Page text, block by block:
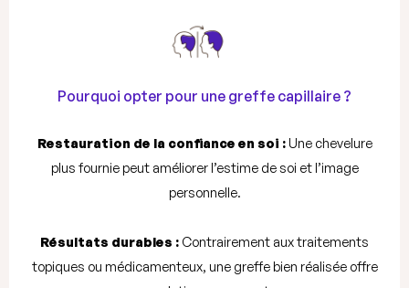
Pourquoi opter pour une greffe capillaire ?
Restauration de la confiance en soi :Une chevelure
plus fournie peut améliorer l’estime de soi et l’image
personnelle.
Résultats durables : Contrairement aux traitements
topiques ou médicamenteux, une greffe bien réalisée offre